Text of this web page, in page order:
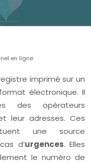
en ligne
imprimé sur un
électronique. Il
des opérateurs
leur adresses. Ces
une source
d’urgences. Elles
le numéro de